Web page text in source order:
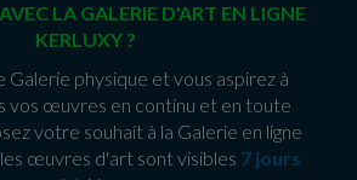
LA GALERIE D'ART EN LIGNE
KERLUXY ?
Galerie physique et vous aspirez à
vos œuvres en continu et en toute
votre souhait à la Galerie en ligne
œuvres d'art sont visibles 7 jours